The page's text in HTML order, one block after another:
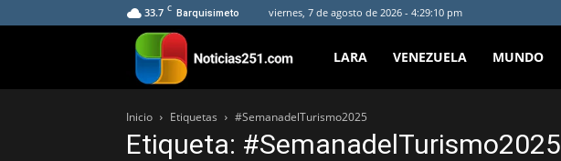
33.7 C Barquisimeto viernes, 7 de agosto de 2026 - 4:29:10 pm
Noticias251
LARA VENEZUELA MUNDO
Inicio Etiquetas #SemanadelTurismo2025
Etiqueta: #SemanadelTurismo2025